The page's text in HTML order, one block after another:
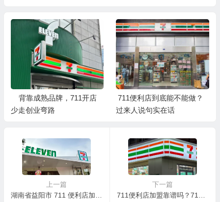
背靠成熟品牌，711开店
少走创业弯路
711便利店到底能不能做？
过来人说句实在话
上一篇
下一篇